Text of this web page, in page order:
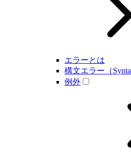
エラーとは
構文エラー（
例外